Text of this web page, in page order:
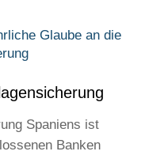
Glaube an die
Spaniens ist
Banken